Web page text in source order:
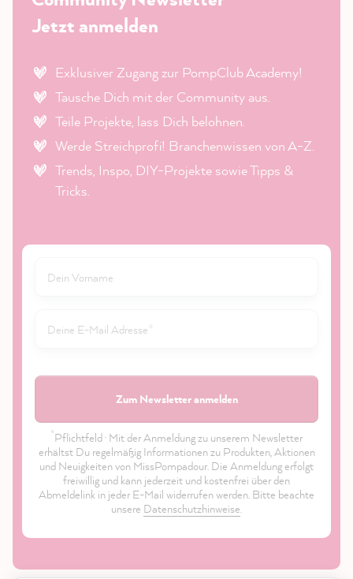
Jetzt anmelden
Exklusiver Zugang zur PompClub Academy!
Tausche Dich mit der Community aus.
Teile Projekte, lass Dich belohnen.
Werde Streichprofi! Branchenwissen von A-Z.
Trends, Inspo, DIY-Projekte sowie Tipps &
Tricks.
Zum Newsletter anmelden
*Pflichtfeld · Mit der Anmeldung zu unserem Newsletter
erhältst Du regelmäßig Informationen zu Produkten, Aktionen
und Neuigkeiten von MissPompadour. Die Anmeldung erfolgt
freiwillig und kann jederzeit und kostenfrei über den
Abmeldelink in jeder E-Mail widerrufen werden. Bitte beachte
unsere Datenschutzhinweise.
21.903Bewertungen